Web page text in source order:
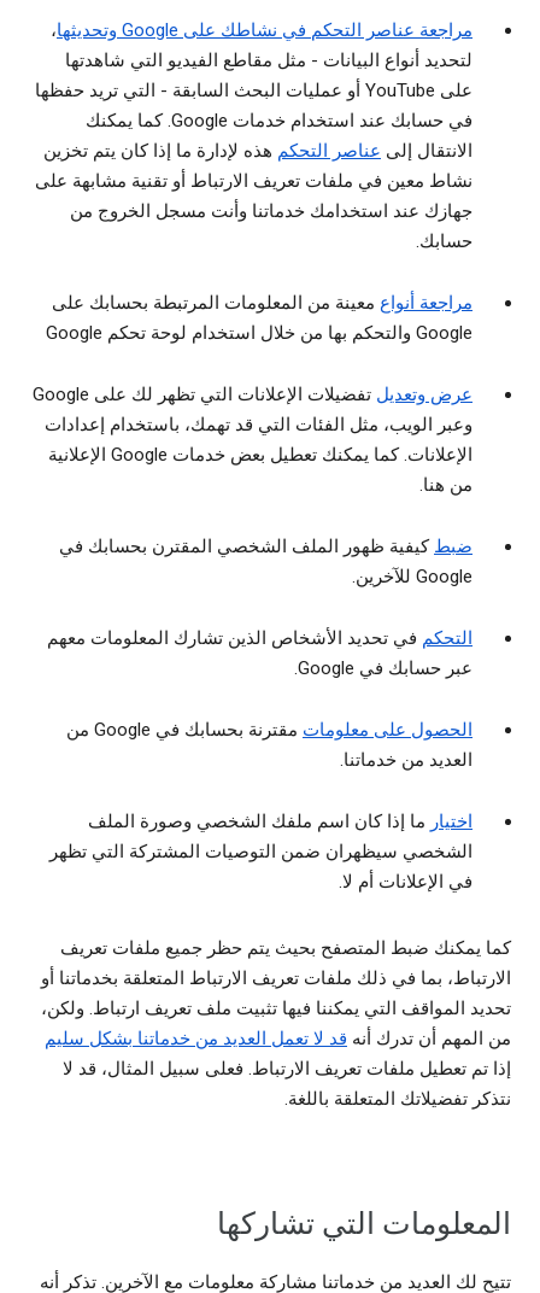
مراجعة عناصر التحكم في نشاطك على Google وتحديثها
،
لتحديد أنواع البيانات - مثل مقاطع الفيديو التي شاهدتها
على YouTube أو عمليات البحث السابقة - التي تريد حفظها
في حسابك عند استخدام خدمات Google. كما يمكنك
الانتقال إلى عناصر التحكم هذه لإدارة ما إذا كان يتم تخزين
نشاط معين في ملفات تعريف الارتباط أو تقنية مشابهة على
جهازك عند استخدامك خدماتنا وأنت مسجل الخروج من
حسابك.
مراجعة أنواع معينة من المعلومات المرتبطة بحسابك على
Google والتحكم بها من خلال استخدام لوحة تحكم Google
عرض وتعديل
تفضيلات الإعلانات التي تظهر لك على Google
وعبر الويب، مثل الفئات التي قد تهمك، باستخدام إعدادات
الإعلانات. كما يمكنك تعطيل بعض خدمات Google الإعلانية
من هنا.
ضبط كيفية ظهور الملف الشخصي المقترن بحسابك في
Google للآخرين.
التحكم في تحديد الأشخاص الذين تشارك المعلومات معهم
عبر حسابك في Google.
الحصول على معلومات
مقترنة بحسابك في Google من
العديد من خدماتنا.
اختيار ما إذا كان اسم ملفك الشخصي وصورة الملف
الشخصي سيظهران ضمن التوصيات المشتركة التي تظهر
في الإعلانات أم لا.
كما يمكنك ضبط المتصفح بحيث يتم حظر جميع ملفات تعريف
الارتباط، بما في ذلك ملفات تعريف الارتباط المتعلقة بخدماتنا أو
تحديد المواقف التي يمكننا فيها تثبيت ملف تعريف ارتباط. ولكن،
من المهم أن تدرك أنه قد لا تعمل العديد من خدماتنا بشكل سليم
إذا تم تعطيل ملفات تعريف الارتباط. فعلى سبيل المثال، قد لا
نتذكر تفضيلاتك المتعلقة باللغة.
المعلومات التي تشاركها
تتيح لك العديد من خدماتنا مشاركة معلومات مع الآخرين. تذكر أنه